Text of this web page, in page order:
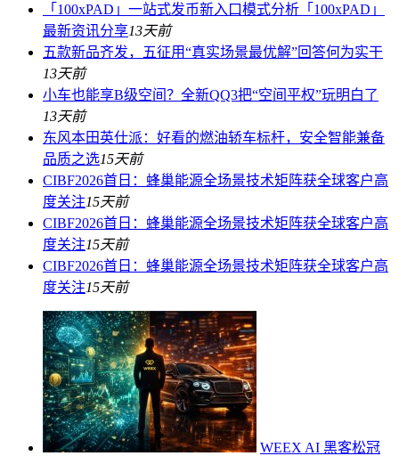
「100xPAD」一站式发币新入口模式分析「100xPAD」
最新资讯分享13天前
五款新品齐发，五征用“真实场景最优解”回答何为实干
13天前
小车也能享B级空间？全新QQ3把“空间平权”玩明白了
13天前
东风本田英仕派：好看的燃油轿车标杆，安全智能兼备
品质之选15天前
CIBF2026首日：蜂巢能源全场景技术矩阵获全球客户高
度关注15天前
CIBF2026首日：蜂巢能源全场景技术矩阵获全球客户高
度关注15天前
CIBF2026首日：蜂巢能源全场景技术矩阵获全球客户高
度关注15天前
WEEX AI 黑客松冠